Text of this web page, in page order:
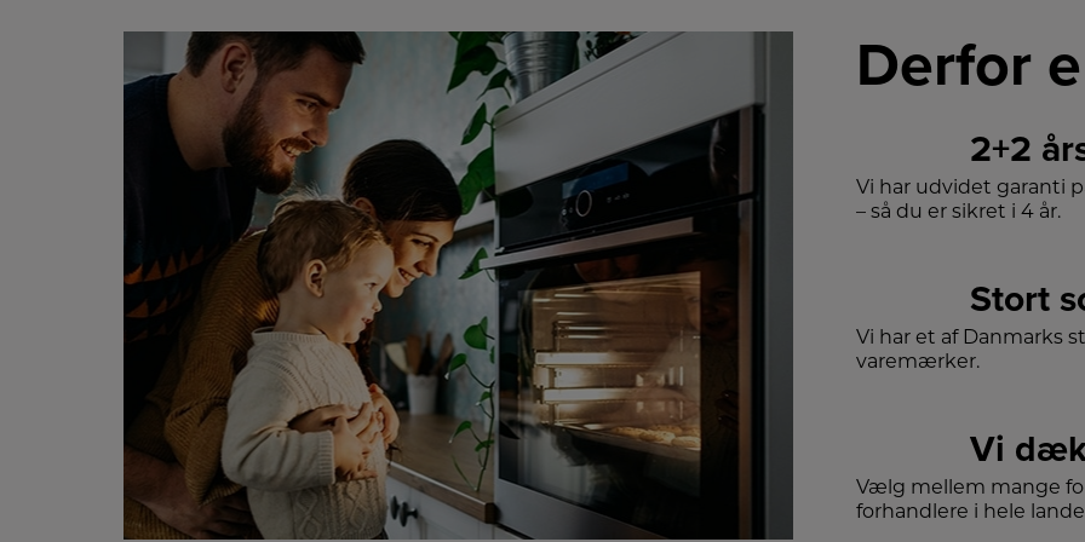
Derfor
2+2
Vi har udvidet garanti
– så du er sikret i 4 år.
Stort
Vi har et af Danmarks
varemærker.
Vi
Vælg mellem mange
forhandlere i hele